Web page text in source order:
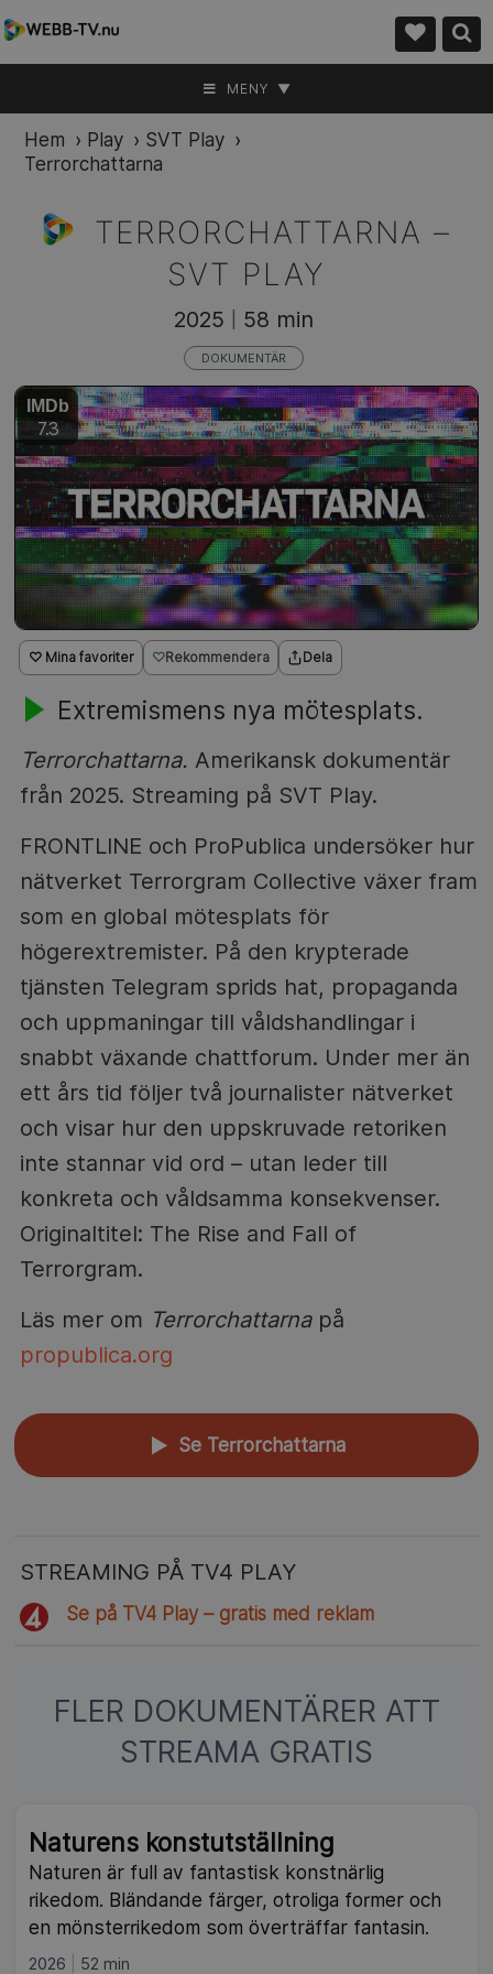
MENY ▼
Hem › Play › SVT Play ›
Terrorchattarna
TERRORCHATTARNA –
SVT PLAY
♡ Mina favoriter Rekommendera Dela
Extremismens nya mötesplats.
Terrorchattarna. Amerikansk dokumentär
från 2025. Streaming på SVT Play.
FRONTLINE och ProPublica undersöker hur
nätverket Terrorgram Collective växer fram
som en global mötesplats för
högerextremister. På den krypterade
tjänsten Telegram sprids hat, propaganda
och uppmaningar till våldshandlingar i
snabbt växande chattforum. Under mer än
ett års tid följer två journalister nätverket
och visar hur den uppskruvade retoriken
inte stannar vid ord – utan leder till
konkreta och våldsamma konsekvenser.
Originaltitel: The Rise and Fall of
Terrorgram.
Läs mer om Terrorchattarnapå
propublica.org
▲ Se Terrorchattarna
STREAMING PÅ TV4 PLAY
Se på TV4 Play – gratis med reklam
2025 58 min
DOKUMENTÄR
IMDb
7.3
FLER DOKUMENTÄRER ATT
STREAMA GRATIS
Naturens konstutställning
Naturen är full av fantastisk konstnärlig
rikedom. Bländande färger, otroliga former och
en mönsterrikedom som överträffar fantasin.
2026 52 min